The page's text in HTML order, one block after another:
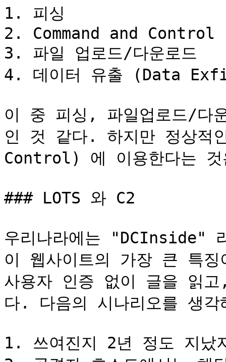
1. 피싱
2. Command and Control
3. 파일 업로드/다운로드
4. 데이터 유출 (Data
이 중 피싱, 파일업로드/다
인 것 같다. 하지만 정상적
Control) 에 이용한다는 것
### LOTS 와 C2
우리나라에는 "DCInside"
이 웹사이트의 가장 큰 특
사용자 인증 없이 글을 읽
다. 다음의 시나리오를 생각
1. 쓰여진지 2년 정도 지났